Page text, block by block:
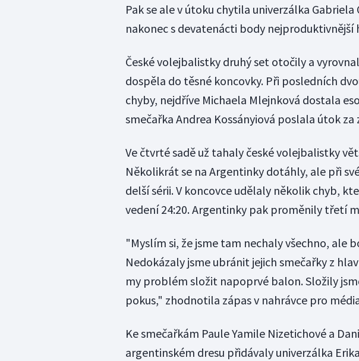
Pak se ale v útoku chytila univerzálka
nakonec s devatenácti body nejproduktivnější
České volejbalistky druhý set otočily a
dospěla do těsné koncovky. Při posledních
chyby, nejdříve Michaela Mlejnková dostala
smečařka Andrea Kossányiová poslala útok za
Ve čtvrté sadě už tahaly české volejbalistky
Několikrát se na Argentinky dotáhly, ale při
delší sérii. V koncovce udělaly několik chyb,
vedení 24:20. Argentinky pak proměnily třetí
"Myslím si, že jsme tam nechaly všechno, ale
Nedokázaly jsme ubránit jejich smečařky z
my problém složit napoprvé balon. Složily
pokus," zhodnotila zápas v nahrávce pro
Ke smečařkám Paule Yamile Nizetichové a
argentinském dresu přidávaly univerzálka